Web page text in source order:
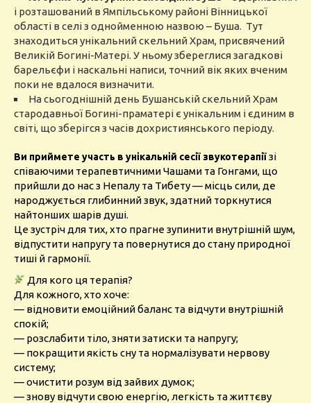
і розташований в Ямпільському районі Вінницької
області в селі з однойменною назвою – Буша. Тут
знаходиться унікальний скельний Храм, присвячений
Великій Богині-Матері. У ньому збереглися загадкові
барельєфи і наскальні написи, точний вік яких вченим
поки не вдалося визначити.
На сьогоднішній день Бушанській скельний Храм
стародавньої Богині-праматері є унікальним і єдиним в
світі, що зберігся з часів дохристиянського періоду.
Ви приймете участь в унікальній сесії звукотерапіїзі
співаючими терапевтичними Чашами та Гонгами, що
прийшли до нас з Непалу та Тибету — місць сили, де
народжується глибинний звук, здатний торкнутися
найтонших шарів душі.
Це зустріч для тих, хто прагне зупинити внутрішній шум,
відпустити напругу та повернутися до стану природної
тиші й гармонії.
Для кого ця терапія?
Для кожного, хто хоче:
— відновити емоційний баланс та відчути внутрішній
спокій;
— розслабити тіло, зняти затиски та напругу;
— покращити якість сну та нормалізувати нервову
систему;
— очистити розум від зайвих думок;
— знову відчути свою енергію, легкість та життєву